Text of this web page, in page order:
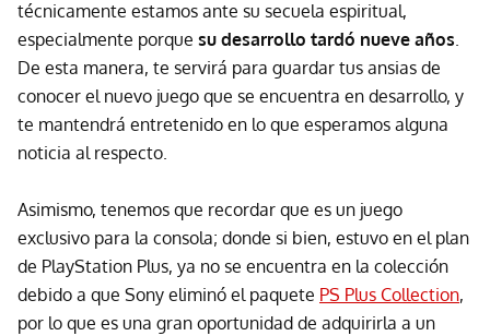
técnicamente estamos ante su secuela espiritual,
especialmente porque su desarrollo tardó nueve años.
De esta manera, te servirá para guardar tus ansias de
conocer el nuevo juego que se encuentra en desarrollo, y
te mantendrá entretenido en lo que esperamos alguna
noticia al respecto.
Asimismo, tenemos que recordar que es un juego
exclusivo para la consola; donde si bien, estuvo en el plan
de PlayStation Plus, ya no se encuentra en la colección
debido a que Sony eliminó el paquete PS Plus Collection,
por lo que es una gran oportunidad de adquirirla a un